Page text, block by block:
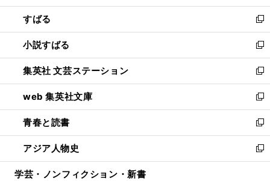
開
く
ウ
で
開
く
ン
ド
ウ
で
開
く
すばる
新
し
い
ウ
ィ
ン
ド
ウ
で
開
く
小説すばる
新
し
い
ウ
ィ
ン
ド
ウ
で
開
集英社 文芸ステーション
新
し
い
ウ
ィ
ン
ド
ウ
web 集英社文庫
新
し
い
ウ
ィ
ン
青春と読書
新
し
い
ウ
アジア人物史
新
し
学芸・ノンフィクション・新書